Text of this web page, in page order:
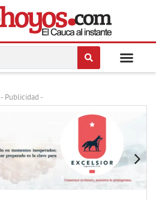
- Publicidad -